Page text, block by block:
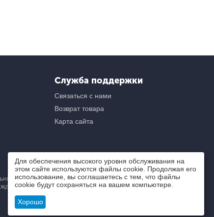
Служба поддержки
Связаться с нами
Возврат товара
Карта сайта
характер и ни при
кодекса РФ.
Для обеспечения высокого уровня обслуживания на
этом сайте используются файлы cookie. Продолжая его
использование, вы соглашаетесь с тем, что файлы
cookie будут сохраняться на вашем компьютере.
Хорошо